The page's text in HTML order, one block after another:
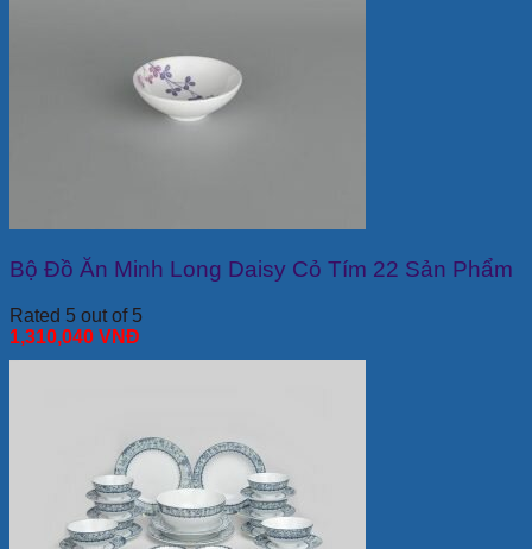
Bộ Đồ Ăn Minh Long Daisy Cỏ Tím 22 Sản Phẩm
Rated 5 out of 5
1,310,040 VNĐ